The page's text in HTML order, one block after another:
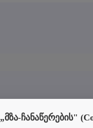
„მზა-ჩანაწერების"